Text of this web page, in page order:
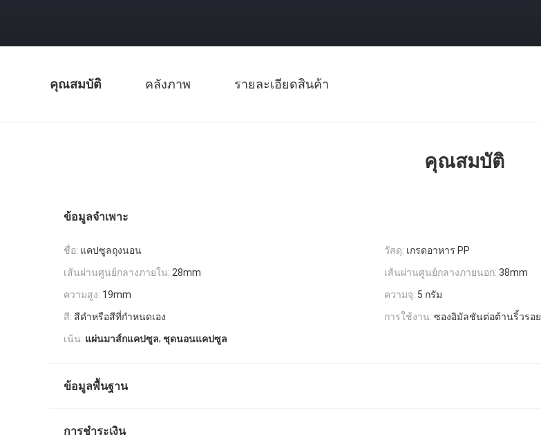
คุณสมบัติ คลังภาพ รายละเอียดสินค้า
คุณสมบัติ
ข้อมูลจำเพาะ
ชื่อ: แคปซูลถุงนอน วัสดุ: เกรดอาหาร PP
เส้นผ่านศูนย์กลางภายใน: 28mm เส้นผ่านศูนย์กลางภายนอก: 38mm
ความสูง: 19mm ความจุ: 5 กรัม
สี: สีดำหรือสีที่กำหนดเอง การใช้งาน: ซองอิมัลชันต่อต้านริ้วรอย
เน้น: แผ่นมาส์กแคปซูล, ชุดนอนแคปซูล
ข้อมูลพื้นฐาน
การชำระเงิน